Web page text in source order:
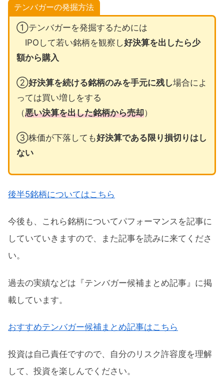
テンバガーの発掘方法
①テンバガーを発掘するためには
IPOして若い銘柄を観察し好決算を出したら少
額から購入
②好決算を続ける銘柄のみを手元に残し場合によ
っては買い増しをする
（悪い決算を出した銘柄から売却）
③株価が下落しても好決算である限り損切りはし
ない
後半5銘柄についてはこちら
今後も、これら銘柄についてパフォーマンスを記事に
していていきますので、また記事を読みに来てくださ
い。
過去の実績などは『テンバガー候補まとめ記事』に掲
載しています。
おすすめテンバガー候補まとめ記事はこちら
投資は自己責任ですので、自分のリスク許容度を理解
して、投資を楽しんでください。